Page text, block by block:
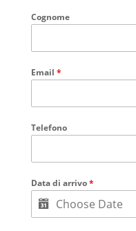
Cognome
Email *
Telefono
Data di arrivo*